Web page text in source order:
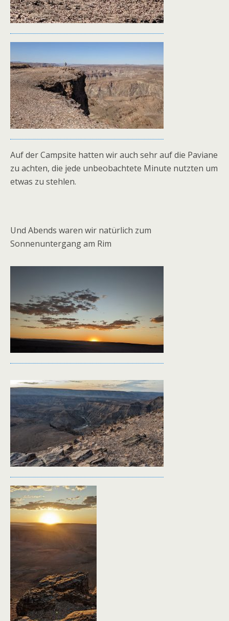
Auf der Campsite hatten wir auch sehr auf die Paviane
zu achten, die jede unbeobachtete Minute nutzten um
etwas zu stehlen.
Und Abends waren wir natürlich zum
Sonnenuntergang am Rim